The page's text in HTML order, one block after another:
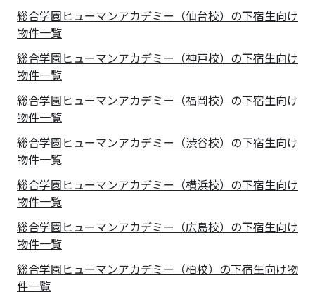
総合学園ヒューマンアカデミー（仙台校）の下宿生向け
物件一覧
総合学園ヒューマンアカデミー（神戸校）の下宿生向け
物件一覧
総合学園ヒューマンアカデミー（福岡校）の下宿生向け
物件一覧
総合学園ヒューマンアカデミー（渋谷校）の下宿生向け
物件一覧
総合学園ヒューマンアカデミー（横浜校）の下宿生向け
物件一覧
総合学園ヒューマンアカデミー（広島校）の下宿生向け
物件一覧
総合学園ヒューマンアカデミー（柏校）の下宿生向け物
件一覧